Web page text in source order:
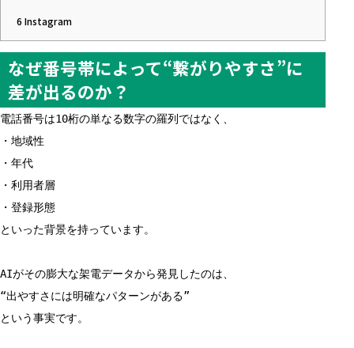
6 Instagram
なぜ番号帯によって“繋がりやすさ”に
差が出るのか？
電話番号は10桁の単なる数字の羅列ではなく、
・地域性
・年代
・利用者層
・登録形態
といった背景を持っています。
AIがその膨大な架電データから発見したのは、
“出やすさには明確なパターンがある”
という事実です。